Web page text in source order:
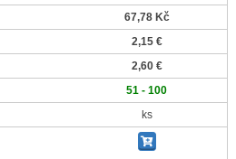
67,78 Kč
2,15 €
2,60 €
51 - 100
ks